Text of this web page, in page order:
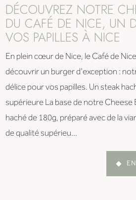
DÉCOUVREZ NOTRE
DU CAFÉ DE NICE, UN
VOS PAPILLES À NICE
En plein cœur de Nice, le Café de
découvrir un burger d'exception :
délice pour vos papilles. Un steak
supérieure La base de notre
haché de 180g, préparé avec de la
de qualité supérieu...